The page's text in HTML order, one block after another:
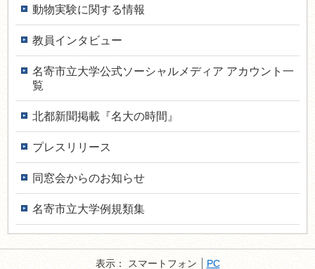
動物実験に関する情報
教員インタ­ビュー
名寄市立大学公式ソーシャルメディア アカウント一
覧
北都新聞掲載『名大の時間』
プレスリリース
同窓会からのお知らせ
名寄市立大学例規類集
表示： スマートフォン PC